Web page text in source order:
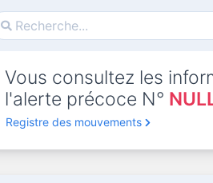
Vous consultez les
l'alerte précoce N°
Registre des mouvements